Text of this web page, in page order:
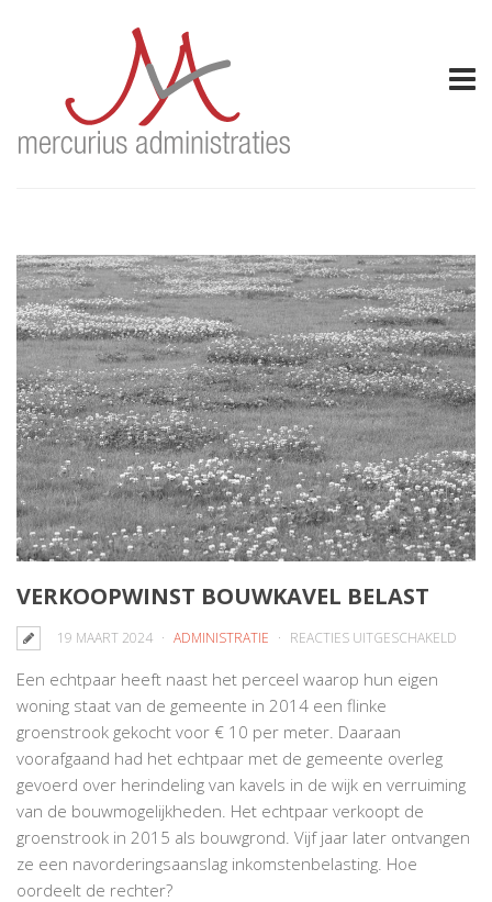
VERKOOPWINST BOUWKAVEL BELAST
19 MAART 2024 ADMINISTRATIE REACTIES UITGESCHAKELD
Een echtpaar heeft naast het perceel waarop hun eigen
woning staat van de gemeente in 2014 een flinke
groenstrook gekocht voor € 10 per meter. Daaraan
voorafgaand had het echtpaar met de gemeente overleg
gevoerd over herindeling van kavels in de wijk en verruiming
van de bouwmogelijkheden. Het echtpaar verkoopt de
groenstrook in 2015 als bouwgrond. Vijf jaar later ontvangen
ze een navorderingsaanslag inkomstenbelasting. Hoe
oordeelt de rechter?